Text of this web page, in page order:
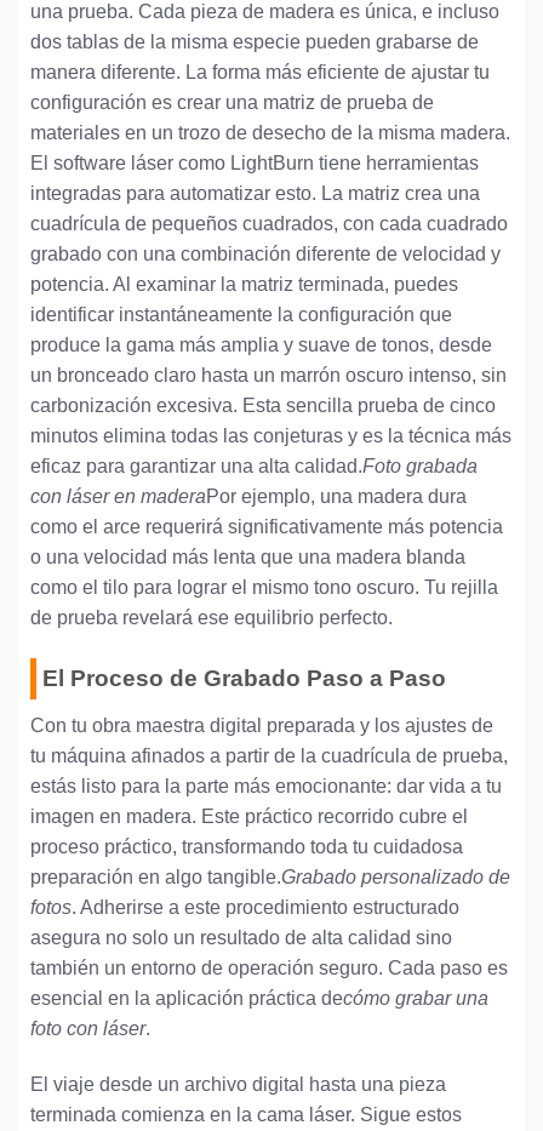
una prueba. Cada pieza de madera es única, e incluso
dos tablas de la misma especie pueden grabarse de
manera diferente. La forma más eficiente de ajustar tu
configuración es crear una matriz de prueba de
materiales en un trozo de desecho de la misma madera.
El software láser como LightBurn tiene herramientas
integradas para automatizar esto. La matriz crea una
cuadrícula de pequeños cuadrados, con cada cuadrado
grabado con una combinación diferente de velocidad y
potencia. Al examinar la matriz terminada, puedes
identificar instantáneamente la configuración que
produce la gama más amplia y suave de tonos, desde
un bronceado claro hasta un marrón oscuro intenso, sin
carbonización excesiva. Esta sencilla prueba de cinco
minutos elimina todas las conjeturas y es la técnica más
eficaz para garantizar una alta calidad.Foto grabada
con láser en maderaPor ejemplo, una madera dura
como el arce requerirá significativamente más potencia
o una velocidad más lenta que una madera blanda
como el tilo para lograr el mismo tono oscuro. Tu rejilla
de prueba revelará ese equilibrio perfecto.
El Proceso de Grabado Paso a Paso
Con tu obra maestra digital preparada y los ajustes de
tu máquina afinados a partir de la cuadrícula de prueba,
estás listo para la parte más emocionante: dar vida a tu
imagen en madera. Este práctico recorrido cubre el
proceso práctico, transformando toda tu cuidadosa
preparación en algo tangible.Grabado personalizado de
fotos. Adherirse a este procedimiento estructurado
asegura no solo un resultado de alta calidad sino
también un entorno de operación seguro. Cada paso es
esencial en la aplicación práctica decómo grabar una
foto con láser.
El viaje desde un archivo digital hasta una pieza
terminada comienza en la cama láser. Sigue estos